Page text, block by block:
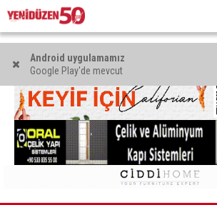
Android uygulamamız
Google Play'de mevcut